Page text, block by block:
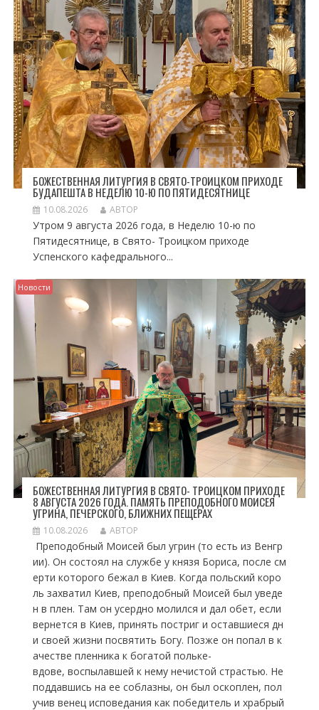
БОЖЕСТВЕННАЯ ЛИТУРГИЯ В СВЯТО-ТРОИЦКОМ ПРИХОДЕ
БУДАПЕШТА В НЕДЕЛЮ 10-Ю ПО ПЯТИДЕСЯТНИЦЕ
10.08.2026 АВТОР
Утром 9 августа 2026 года, в Неделю 10-ю по
Пятидесятнице, в Свято- Троицком приходе
Успенского кафедрального...
Новости
БОЖЕСТВЕННАЯ ЛИТУРГИЯ В СВЯТО- ТРОИЦКОМ ПРИХОДЕ
8 АВГУСТА 2026 ГОДА. ПАМЯТЬ ПРЕПОДОБНОГО МОИСЕЯ
УГРИНА, ПЕЧЕРСКОГО, БЛИЖНИХ ПЕЩЕРАХ
10.08.2026 АВТОР
Преподобный Моисей был угрин (то есть из Венгр
ии). Он состоял на службе у князя Бориса, после см
ерти которого бежал в Киев. Когда польский коро
ль захватил Киев, преподобный Моисей был уведе
н в плен. Там он усердно молился и дал обет, если
вернется в Киев, принять постриг и оставшиеся дн
и своей жизни посвятить Богу. Позже он попал в к
ачестве пленника к богатой польке-
вдове, воспылавшей к нему нечистой страстью. Не
поддавшись на ее соблазны, он был оскоплен, пол
учив венец исповедания как победитель и храбрый